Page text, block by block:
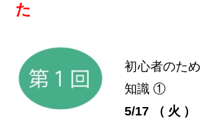
た
初心者のた
知識 ①
5/17（火